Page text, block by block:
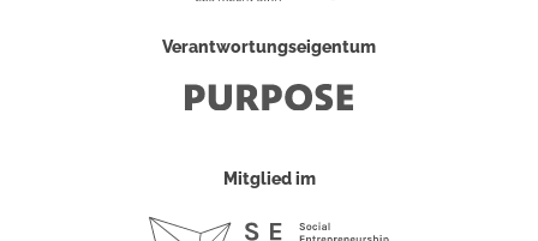
Verantwortungseigentum
Mitglied im